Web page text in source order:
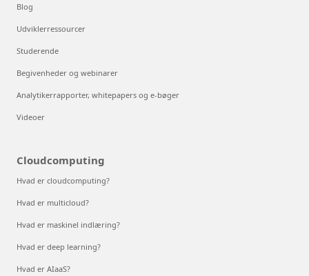
Blog
Udviklerressourcer
Studerende
Begivenheder og webinarer
Analytikerrapporter, whitepapers og e-bøger
Videoer
Cloudcomputing
Hvad er cloudcomputing?
Hvad er multicloud?
Hvad er maskinel indlæring?
Hvad er deep learning?
Hvad er AIaaS?